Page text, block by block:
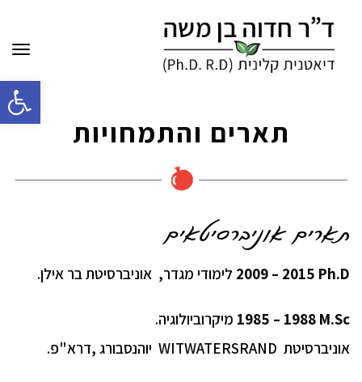
תארים והתמחויות
תארים אוניברסיטאים
2009 – 2015 Ph.D לימודי מגדר, אוניברסיטת בר אילן.
1985 – 1988 M.Sc מיקרוביולוגיה.
אוניברסיטת WITWATERSRAND יוהנסבורג ,דרא"פ.